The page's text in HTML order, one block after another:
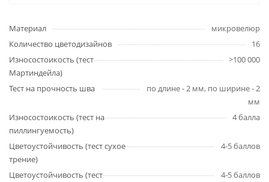
Материал
микровелюр
Количество цветодизайнов
16
Износостоикость (тест
Мартиндейла)
>100 000
Тест на прочность шва
по длине - 2 мм, по ширине - 2
мм
Износостоикость (тест на
пиллингуемость)
4 балла
Цветоустойчивость (тест сухое
трение)
4-5 баллов
Цветоустойчивость (тест
4-5 баллов